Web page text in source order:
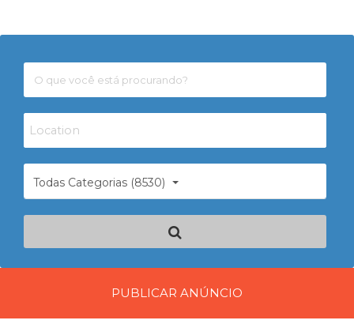
Todas Categorias (8530)
PUBLICAR ANÚNCIO